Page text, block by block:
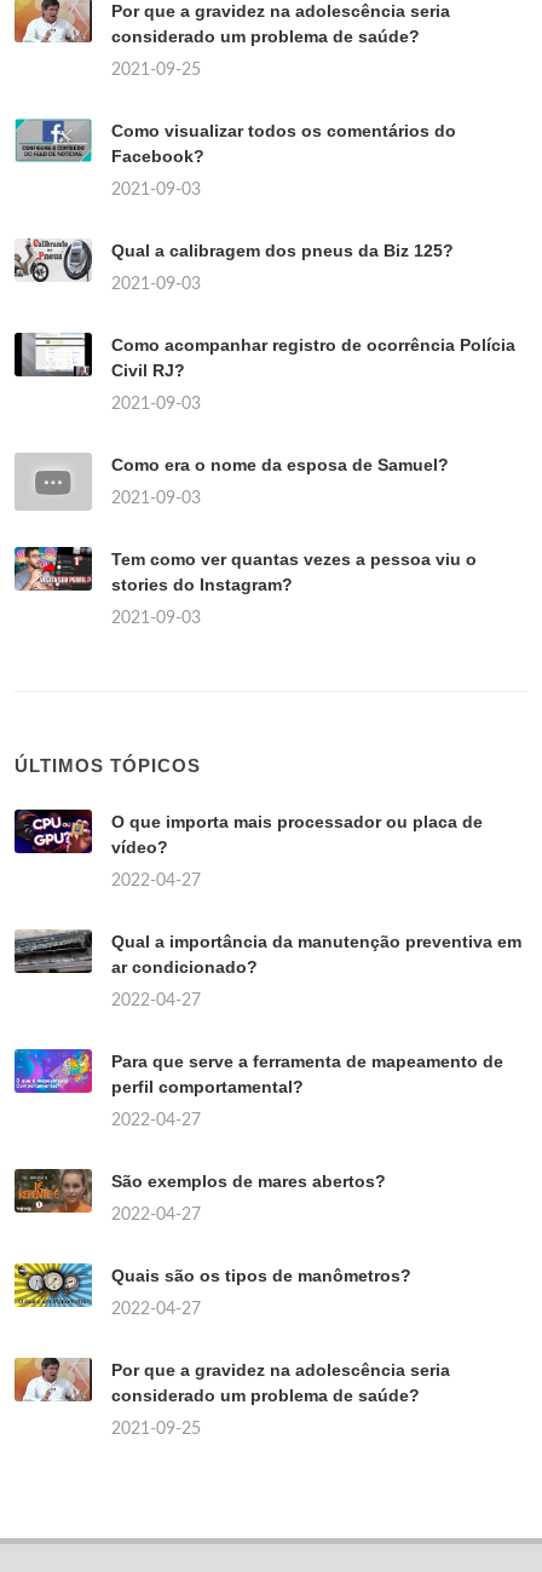
Por que a gravidez na adolescência seria
considerado um problema de saúde?
2021-09-25
Como visualizar todos os comentários do
Facebook?
2021-09-03
Qual a calibragem dos pneus da Biz 125?
2021-09-03
Como acompanhar registro de ocorrência Polícia
Civil RJ?
2021-09-03
Como era o nome da esposa de Samuel?
2021-09-03
Tem como ver quantas vezes a pessoa viu o
stories do Instagram?
2021-09-03
ÚLTIMOS TÓPICOS
O que importa mais processador ou placa de
vídeo?
2022-04-27
Qual a importância da manutenção preventiva em
ar condicionado?
2022-04-27
Para que serve a ferramenta de mapeamento de
perfil comportamental?
2022-04-27
São exemplos de mares abertos?
2022-04-27
Quais são os tipos de manômetros?
2022-04-27
Por que a gravidez na adolescência seria
considerado um problema de saúde?
2021-09-25